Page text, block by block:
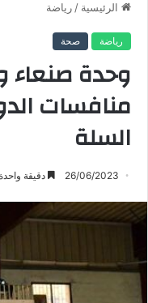
الرئيسية / رياضة
رياضة صحة
منافسات
السلة
26/06/2023 دقيقة